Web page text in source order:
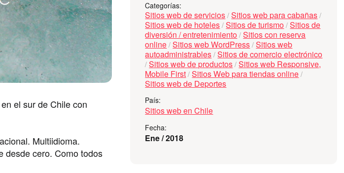
el sur de Chile con
Multiidioma.
desde cero. Como todos
Categorías:
Sitios web de servicios /Sitios web para cabañas /
Sitios web de hoteles /Sitios de turismo /Sitios de
diversión / entretenimiento /Sitios con reserva
online /Sitios web WordPress /Sitios web
autoadministrables /Sitios de comercio electrónico
/Sitios web de productos /Sitios web Responsive,
Mobile First /Sitios Web para tiendas online /
Sitios web de Deportes
País:
Sitios web en Chile
Fecha:
Ene / 2018